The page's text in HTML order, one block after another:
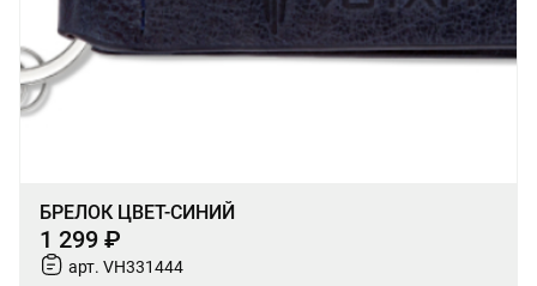
БРЕЛОК ЦВЕТ-СИНИЙ
1 299 ₽
арт. VH331444